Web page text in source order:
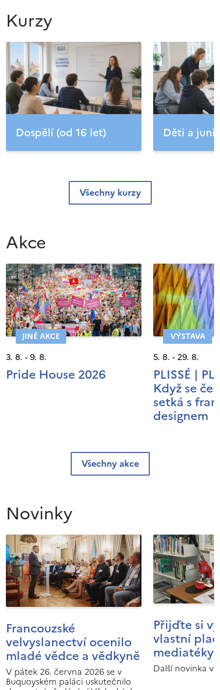
Kurzy
Dospělí (od 16 let) Děti a
Všechny kurzy
Akce
JINÉ AKCE
3. 8. - 9. 8.
Pride House 2026
VÝSTAVA
5. 8. - 29. 8.
PLISSÉ |
Když se
setká s
designem
Všechny akce
Novinky
Francouzské
velvyslanectví ocenilo
mladé vědce a vědkyně
V pátek 26. června 2026 se v
Buquoyském paláci uskutečnilo
Přijďte si
vlastní
mediatéky
Další novinka v